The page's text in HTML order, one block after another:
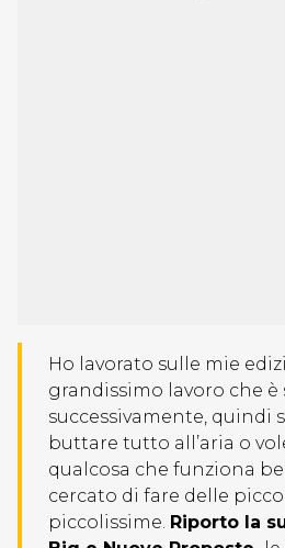
Ho lavorato sulle mie
grandissimo lavoro che
successivamente, quindi
buttare tutto all’aria o
qualcosa che funziona
cercato di fare delle
piccolissime. Riporto la